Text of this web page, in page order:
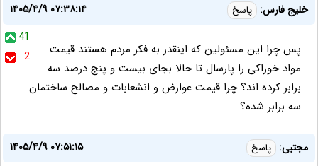
خلیج فارس: پاسخ
۱۴۰۵/۴/۹ ۰۷:۳۸:۱۴
41
2
پس چرا این مسئولین که اینقدر به فکر مردم هستند قیمت
مواد خوراکی را پارسال تا حالا بجای بیست و پنج درصد سه
برابر کرده اند؟ چرا قیمت عوارض و انشعابات و مصالح ساختمان
سه برابر شده؟
مجتبی: پاسخ
۱۴۰۵/۴/۹ ۰۷:۵۱:۱۵